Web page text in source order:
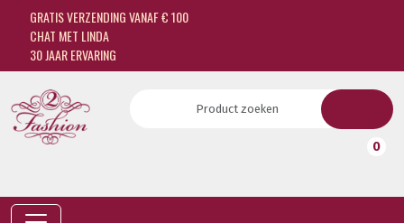
GRATIS VERZENDING VANAF € 100
CHAT MET LINDA
30 JAAR ERVARING
0